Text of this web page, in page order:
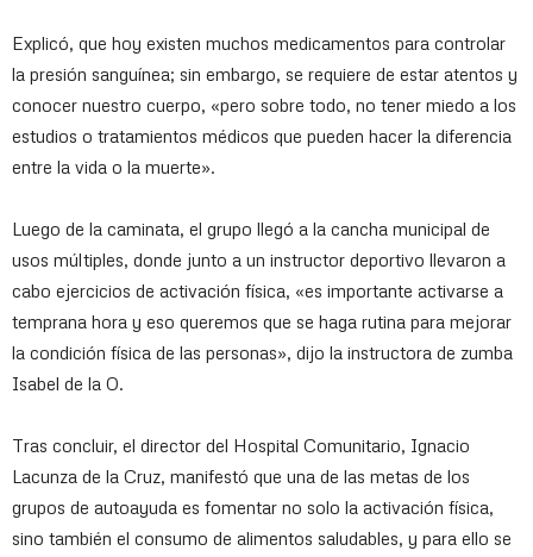
Explicó, que hoy existen muchos medicamentos para controlar
la presión sanguínea; sin embargo, se requiere de estar atentos y
conocer nuestro cuerpo, «pero sobre todo, no tener miedo a los
estudios o tratamientos médicos que pueden hacer la diferencia
entre la vida o la muerte».
Luego de la caminata, el grupo llegó a la cancha municipal de
usos múltiples, donde junto a un instructor deportivo llevaron a
cabo ejercicios de activación física, «es importante activarse a
temprana hora y eso queremos que se haga rutina para mejorar
la condición física de las personas», dijo la instructora de zumba
Isabel de la O.
Tras concluir, el director del Hospital Comunitario, Ignacio
Lacunza de la Cruz, manifestó que una de las metas de los
grupos de autoayuda es fomentar no solo la activación física,
sino también el consumo de alimentos saludables, y para ello se